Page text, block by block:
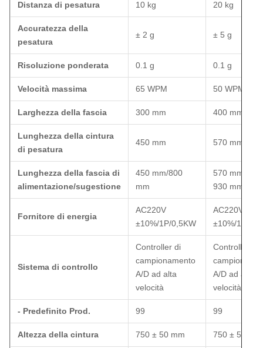
Distanza di pesatura 10 kg 20 kg
Accuratezza della
pesatura
± 2 g ± 5 g
Risoluzione ponderata 0.1 g 0.1 g
Velocità massima 65 WPM 50 WPM
Larghezza della fascia 300 mm 400 mm
Lunghezza della cintura
di pesatura
450 mm 570 mm
Lunghezza della fascia di
alimentazione/sugestione
450 mm/800
mm
570 mm/
930 mm
Fornitore di energia
AC220V
±10%/1P/0,5KW
AC220V
±10%/1P/
Sistema di controllo
Controller di
campionamento
A/D ad alta
velocità
Controller di
A/D ad alta
velocità
- Predefinito Prod. 99 99
Altezza della cintura 750 ± 50 mm 750 ± 50 mm